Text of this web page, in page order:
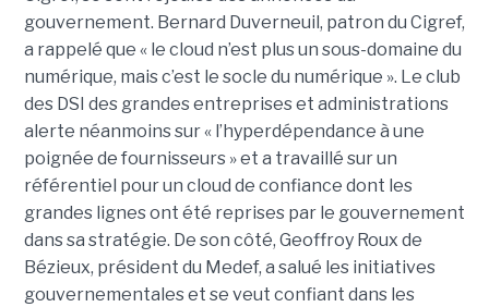
gouvernement. Bernard Duverneuil, patron du Cigref,
a rappelé que « le cloud n’est plus un sous-domaine du
numérique, mais c’est le socle du numérique ». Le club
des DSI des grandes entreprises et administrations
alerte néanmoins sur « l’hyperdépendance à une
poignée de fournisseurs » et a travaillé sur un
référentiel pour un cloud de confiance dont les
grandes lignes ont été reprises par le gouvernement
dans sa stratégie. De son côté, Geoffroy Roux de
Bézieux, président du Medef, a salué les initiatives
gouvernementales et se veut confiant dans les